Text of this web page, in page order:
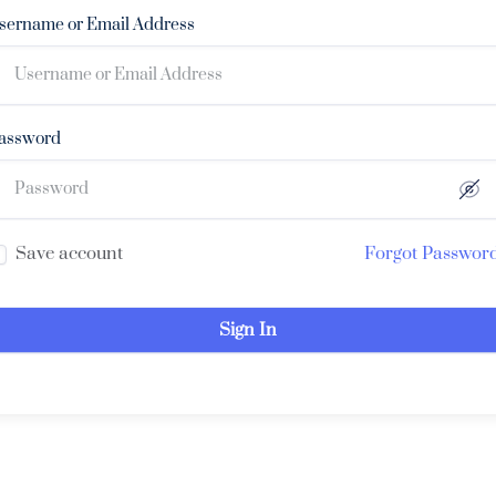
or Email Address
Save account Forgot
Sign In